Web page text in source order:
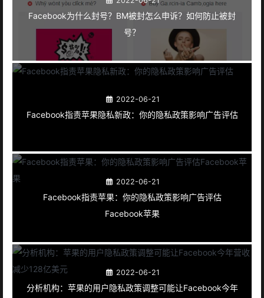
Facebook为什么封号？BM被封怎么申诉？如何防止被封
号？
2022-06-21
Facebook指责苹果隐私新政：你的隐私政策影响广告评估
2022-06-21
Facebook指责苹果：你的隐私政策影响广告评估
Facebook苹果
2022-06-21
分析机构：苹果的用户隐私政策调整可能让Facebook今年